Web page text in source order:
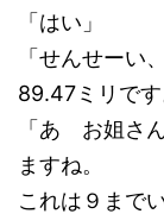
「はい」
「せんせーい
89.47ミリです
「あ お姐さ
ますね。
これは９まで